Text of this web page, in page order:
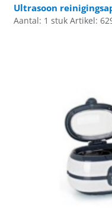
Ultrasoon
Aantal: 1 stuk Artikel: